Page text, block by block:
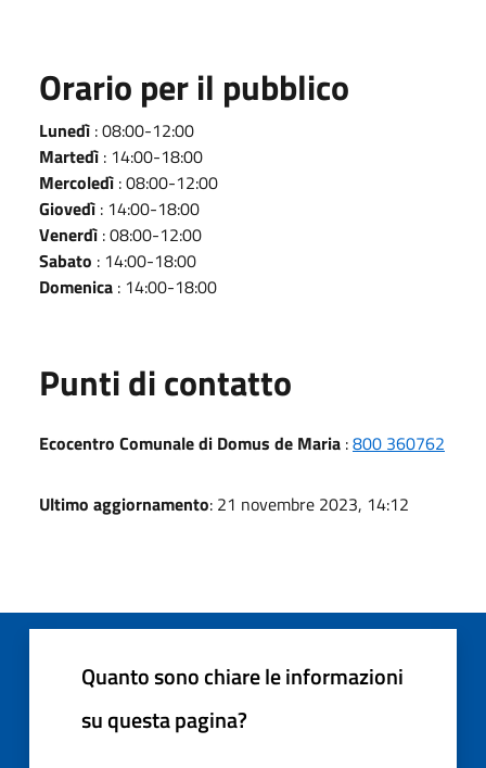
Orario per il pubblico
Lunedì : 08:00-12:00
Martedì : 14:00-18:00
Mercoledì : 08:00-12:00
Giovedì : 14:00-18:00
Venerdì : 08:00-12:00
Sabato : 14:00-18:00
Domenica : 14:00-18:00
Punti di contatto
Ecocentro Comunale di Domus de Maria :800 360762
Ultimo aggiornamento: 21 novembre 2023, 14:12
Quanto sono chiare le informazioni
su questa pagina?